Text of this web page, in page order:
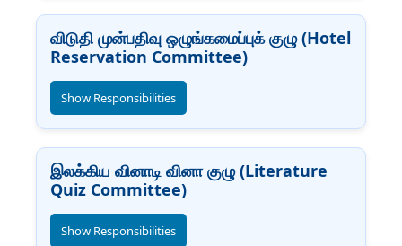
விடுதி முன்பதிவு ஒழுங்கமைப்புக் குழு (Hotel
Reservation Committee)
Show Responsibilities
இலக்கிய வினாடி வினா குழு (Literature
Quiz Committee)
Show Responsibilities